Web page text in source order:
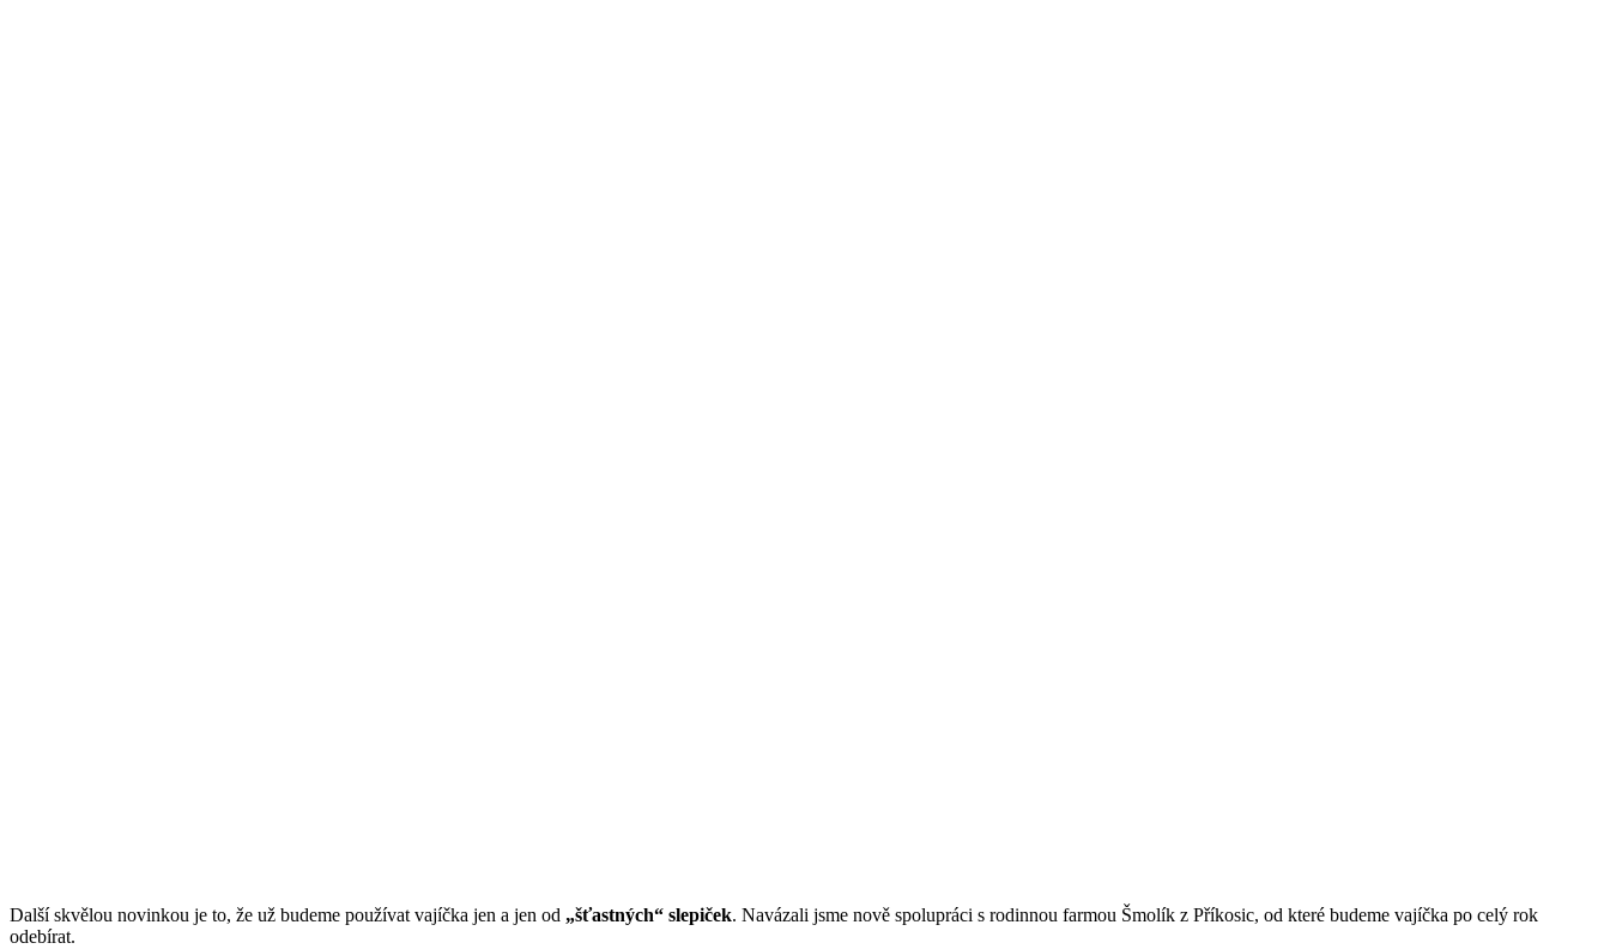
Další skvělou novinkou je to, že už budeme používat vajíčka jen a jen od „šťastných“ slepiček. Navázali jsme nově spolupráci s rodinnou farmou Šmolík z Příkosic, od které budeme vajíčka po celý rok
odebírat.